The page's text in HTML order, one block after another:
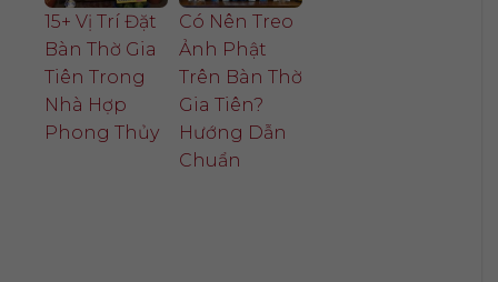
15+ Vị Trí Đặt
Bàn Thờ Gia
Tiên Trong
Nhà Hợp
Phong Thủy
Có Nên Treo
Ảnh Phật
Trên Bàn Thờ
Gia Tiên?
Hướng Dẫn
Chuẩn